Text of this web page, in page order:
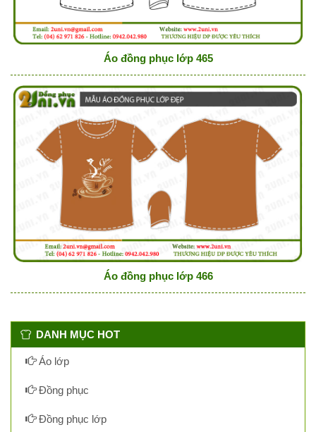
Áo đồng phục lớp 465
Áo đồng phục lớp 466
DANH MỤC HOT
Áo lớp
Đồng phục
Đồng phục lớp